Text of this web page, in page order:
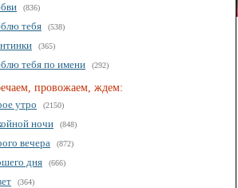
(836)
тебя (538)
(365)
тебя по имени (292)
провожаем, ждем:
утро
(2150)
ночи (848)
вечера (872)
дня (666)
(364)